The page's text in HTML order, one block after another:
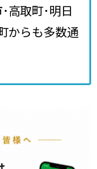
高取町･明日
からも多数通